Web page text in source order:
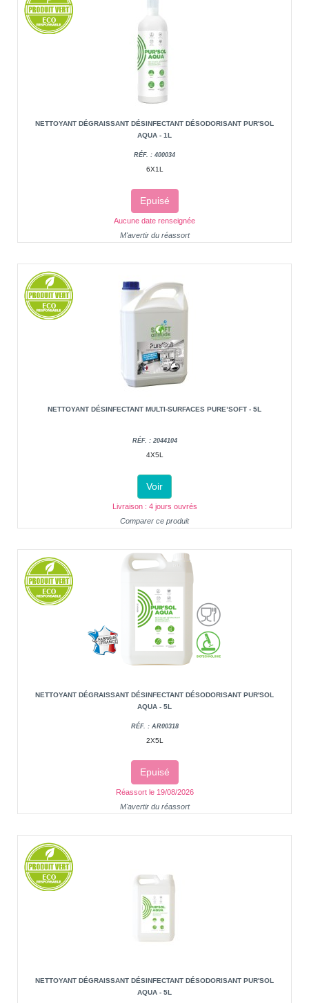
NETTOYANT DÉGRAISSANT DÉSINFECTANT DÉSODORISANT PUR'SOL
AQUA - 1L
RÉF. : 400034
6X1L
Epuisé
Aucune date renseignée
M'avertir du réassort
NETTOYANT DÉSINFECTANT MULTI-SURFACES PURE’SOFT - 5L
RÉF. : 2044104
4X5L
Voir
Livraison : 4 jours ouvrés
Comparer ce produit
NETTOYANT DÉGRAISSANT DÉSINFECTANT DÉSODORISANT PUR'SOL
AQUA - 5L
RÉF. : AR00318
2X5L
Epuisé
Réassort le 19/08/2026
M'avertir du réassort
NETTOYANT DÉGRAISSANT DÉSINFECTANT DÉSODORISANT PUR'SOL
AQUA - 5L